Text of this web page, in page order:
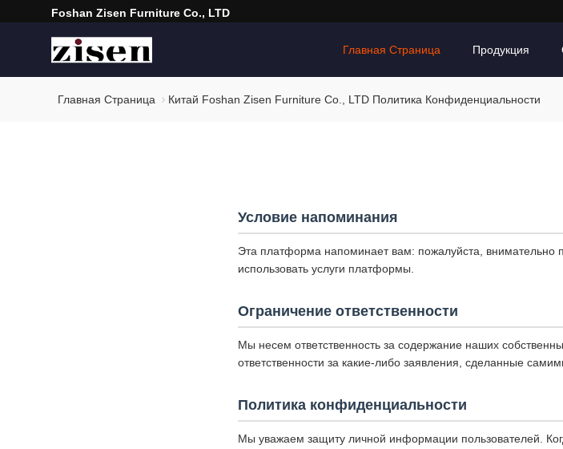
Foshan Zisen Furniture Co., LTD
Главная Страница Продукция
Главная Страница Китай Foshan Zisen Furniture Co., LTD Политика Конфиденциальности
Условие напоминания
Эта платформа напоминает вам: пожалуйста, внимательно
использовать услуги платформы.
Ограничение ответственности
Мы несем ответственность за содержание наших
ответственности за какие-либо заявления, сделанные
Политика конфиденциальности
Мы уважаем защиту личной информации пользователей.